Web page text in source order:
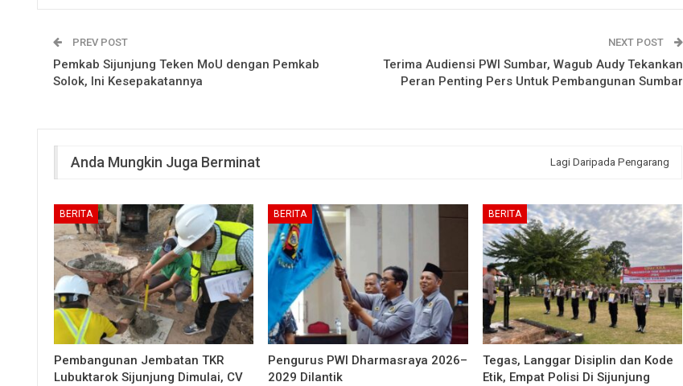
PREV POST
Pemkab Sijunjung Teken MoU dengan Pemkab
Solok, Ini Kesepakatannya
NEXT POST
Terima Audiensi PWI Sumbar, Wagub Audy Tekankan
Peran Penting Pers Untuk Pembangunan Sumbar
Anda Mungkin Juga Berminat Lagi Daripada Pengarang
BERITA
Pembangunan Jembatan TKR
Lubuktarok Sijunjung Dimulai, CV
BERITA
Pengurus PWI Dharmasraya 2026–
2029 Dilantik
BERITA
Tegas, Langgar Disiplin dan Kode
Etik, Empat Polisi Di Sijunjung